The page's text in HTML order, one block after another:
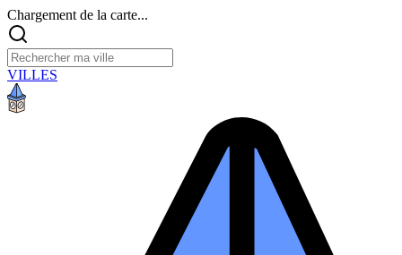
Chargement de la carte...
VILLES